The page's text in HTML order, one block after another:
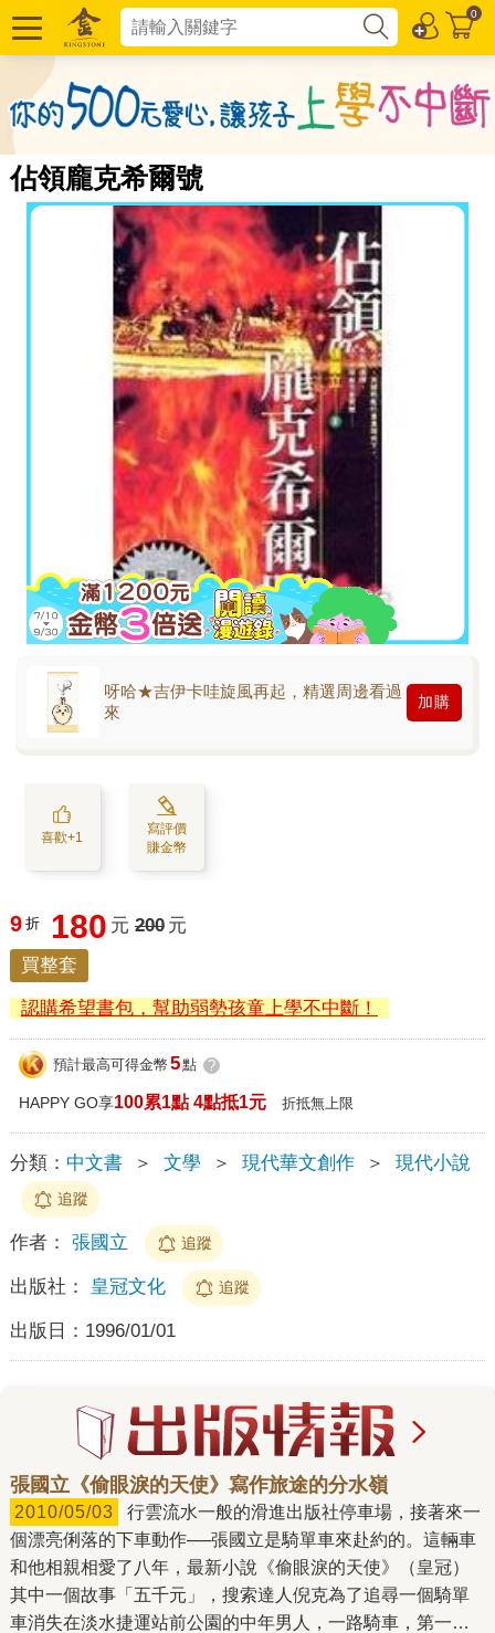
0
佔領龐克希爾號
呀哈★吉伊卡哇旋風再起，精選周邊看過
來
加購
喜歡+1
寫評價
賺金幣
9 折 180 元 200 元
買整套
認購希望書包，幫助弱勢孩童上學不中斷！
預計最高可得金幣 5點 ?
HAPPY GO享100累1點 4點抵1元 折抵無上限
分類： 中文書 ＞ 文學 ＞ 現代華文創作 ＞ 現代小說
追蹤
作者： 張國立 追蹤
出版社： 皇冠文化 追蹤
出版日： 1996/01/01
張國立《偷眼淚的天使》寫作旅途的分水嶺
2010/05/03
個漂亮俐落的下車動作──張國立是騎單車來赴約的。這輛車
和他相親相愛了八年，最新小說《偷眼淚的天使》（皇冠）
其中一個故事「五千元」，搜索達人倪克為了追尋一個騎單
車消失在淡水捷運站前公園的中年男人，一路騎車，第一天